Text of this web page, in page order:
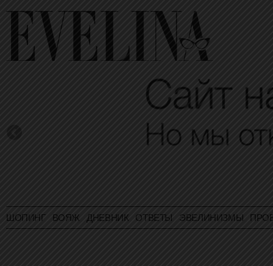
ШОПИНГ ВОЯЖ ДНЕВНИК ОТВЕТЫ ЭВЕЛИНИЗМЫ